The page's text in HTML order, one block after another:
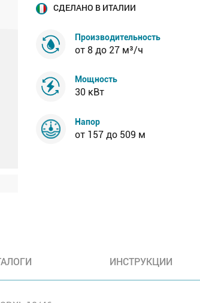
СДЕЛАНО В ИТАЛИИ
Производительность
от 8 до 27 м³/ч
Мощность
30 кВт
Напор
от 157 до 509 м
ИНСТРУКЦИИ